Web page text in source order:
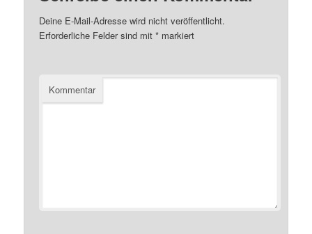
Deine E-Mail-Adresse wird nicht veröffentlicht.
Erforderliche Felder sind mit* markiert
Kommentar